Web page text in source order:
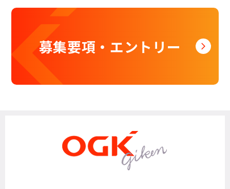
募集要項・エントリー